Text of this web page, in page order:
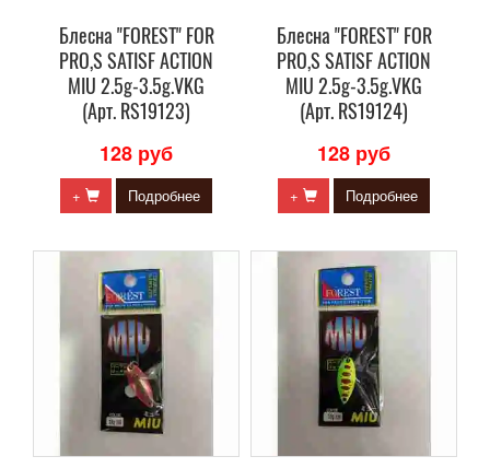
Блесна "FOREST" FOR
PRO,S SATISF ACTION
MIU 2.5g-3.5g.VKG
(Арт. RS19123)
128 руб
+ Подробнее
Блесна "FOREST" FOR
PRO,S SATISF ACTION
MIU 2.5g-3.5g.VKG
(Арт. RS19124)
128 руб
+ Подробнее